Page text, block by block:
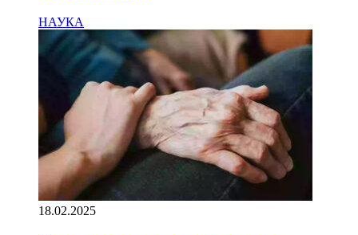
НАУКА
18.02.2025